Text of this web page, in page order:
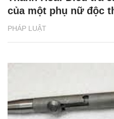
PHÁP LUẬT
của một phụ nữ độc